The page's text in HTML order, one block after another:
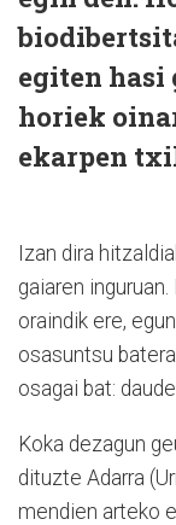
egiten hasi
horiek
ekarpen
Izan dira
gaiaren
oraindik ere,
osasuntsu
osagai bat:
Koka dezagun
dituzte Adarra
mendien arteko